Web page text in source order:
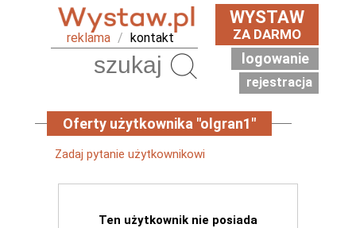
reklama / kontakt
WYSTAW
ZA DARMO
logowanie
rejestracja
Oferty użytkownika "olgran1"
Zadaj pytanie użytkownikowi
Ten użytkownik nie posiada